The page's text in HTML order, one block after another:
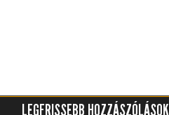
LEGFRISSEBB HOZZÁSZÓLÁSOK